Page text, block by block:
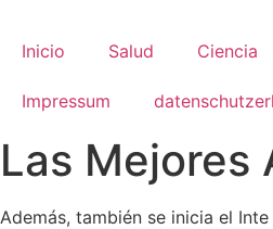
content
Inicio Salud Ciencia
Impressum
Las Mejores
Además, también se inicia el